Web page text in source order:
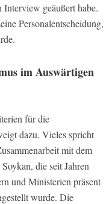
geäußert habe.
Personalentscheidung,
im Auswärtigen
für die
dazu. Vieles spricht
mit dem
die seit Jahren
und Ministerien präsent
wurde. Die